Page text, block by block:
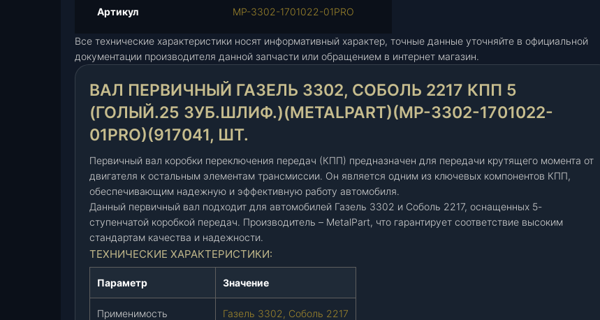
е
р
и
ч
н
ы
а
з
е
л
ь
3
0
Артикул МР-3302-1701022-01PRО
Все технические характеристики носят информативный характер, точные данные уточняйте в официальной
документации производителя данной запчасти или обращением в интернет магазин.
ВАЛ ПЕРВИЧНЫЙ ГАЗЕЛЬ 3302, СОБОЛЬ 2217 КПП 5
(ГОЛЫЙ.25 ЗУБ.ШЛИФ.)(METALPART)(МР-3302-1701022-
01PRO)(917041, ШТ.
Первичный вал коробки переключения передач (КПП) предназначен для передачи крутящего момента от
двигателя к остальным элементам трансмиссии. Он является одним из ключевых компонентов КПП,
обеспечивающим надежную и эффективную работу автомобиля.
Данный первичный вал подходит для автомобилей Газель 3302 и Соболь 2217, оснащенных 5-
ступенчатой коробкой передач. Производитель – MetalPart, что гарантирует соответствие высоким
стандартам качества и надежности.
ТЕХНИЧЕСКИЕ ХАРАКТЕРИСТИКИ:
Параметр Значение
Применимость Газель 3302, Соболь 2217